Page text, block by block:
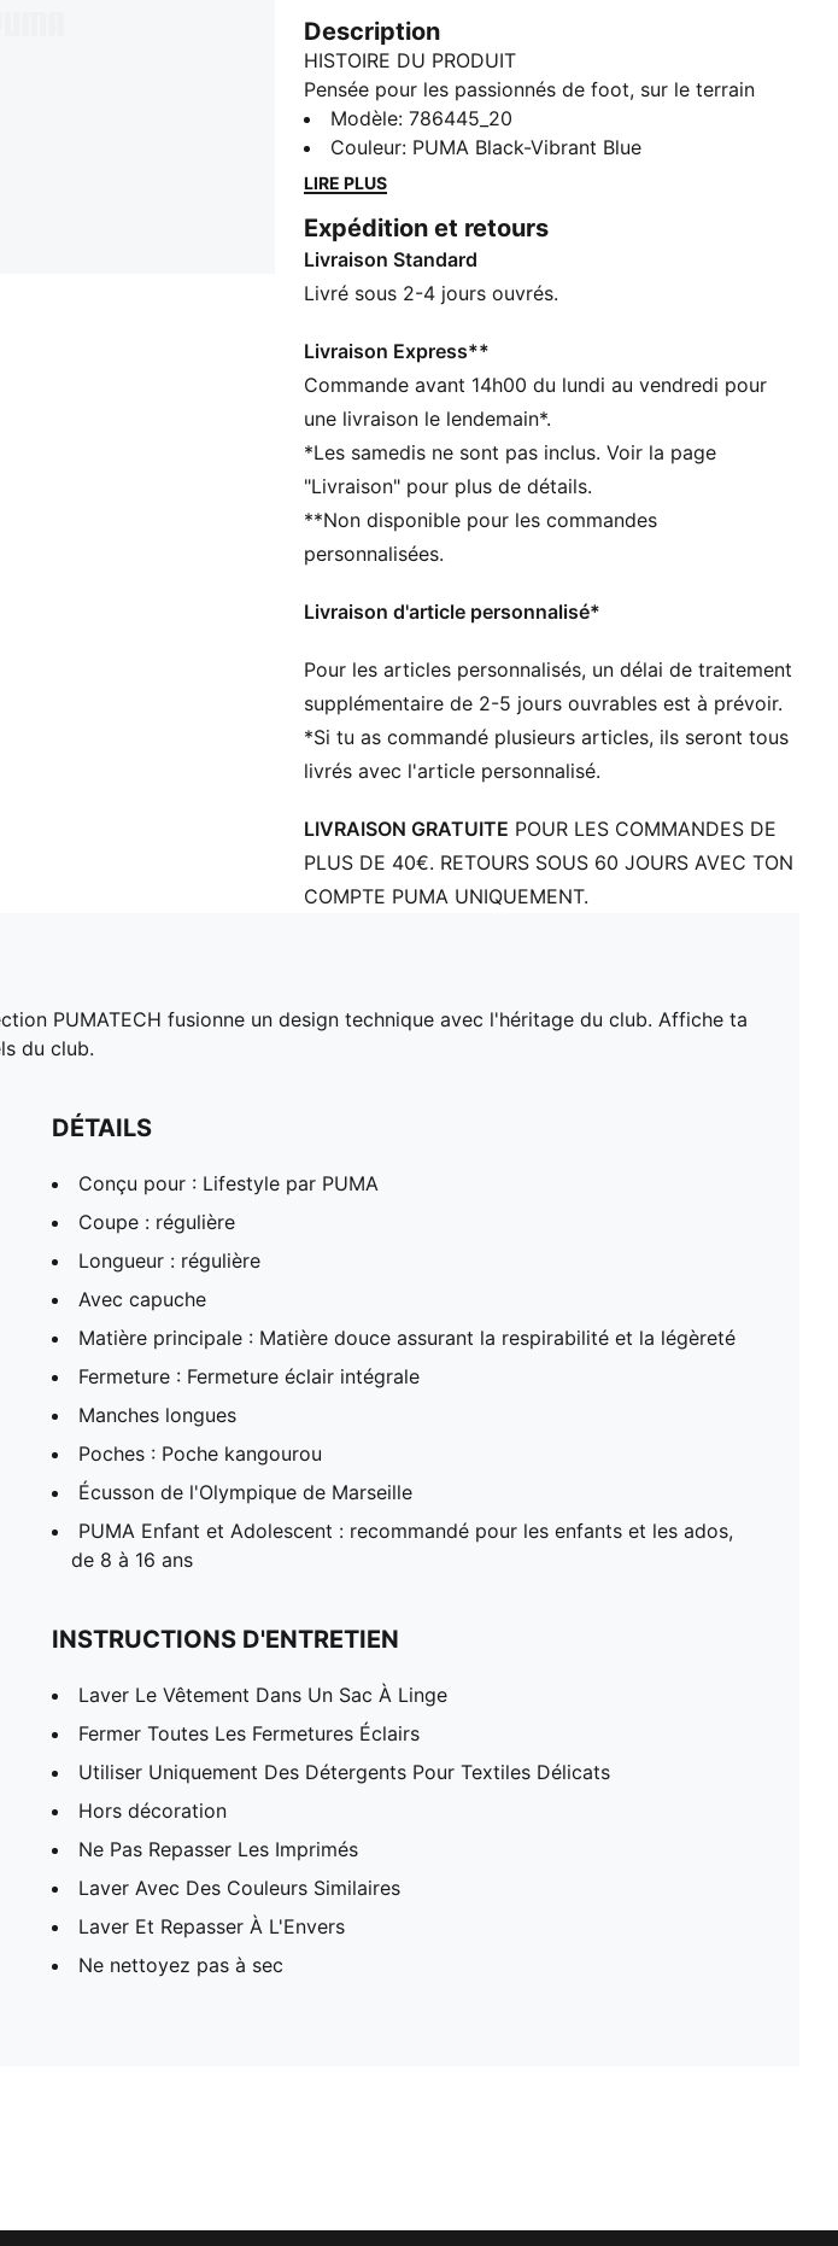
Description
HISTOIRE DU PRODUIT
Pensée pour les passionnés de foot, sur le terrain
comme en dehors, la collection PUMATECH fusionne
un design technique avec l'héritage du club. Affiche
ta passion pour l'OM avec cette pièce ultra-douce qui
CARACTÉRISTIQUES + AVANTAGES
Confectionné avec un minimum de 20 % de matériaux
recyclés
Conçu pour : Lifestyle par PUMA
Coupe : régulière
Longueur : régulière
Matière principale : Matière douce assurant la
respirabilité et la légèreté
Fermeture : Fermeture éclair intégrale
Manches longues
Écusson de l'Olympique de Marseille
enfants et les ados, de 8 à 16 ans
Modèle:786445_20
Couleur: PUMA Black-Vibrant Blue
LIRE PLUS
Expédition et retours
Livraison Standard
Livré sous 2-4 jours ouvrés.
Livraison Express**
Commande avant 14h00 du lundi au vendredi pour
une livraison le lendemain*.
*Les samedis ne sont pas inclus. Voir la page
"Livraison" pour plus de détails.
**Non disponible pour les commandes
personnalisées.
Livraison d'article personnalisé*
Pour les articles personnalisés, un délai de traitement
supplémentaire de 2-5 jours ouvrables est à prévoir.
*Si tu as commandé plusieurs articles, ils seront tous
livrés avec l'article personnalisé.
LIVRAISON GRATUITE POUR LES COMMANDES DE
PLUS DE 40€. RETOURS SOUS 60 JOURS AVEC TON
COMPTE PUMA UNIQUEMENT.
PUMATECH fusionne un design technique avec l'héritage du club. Affiche ta
du club.
DÉTAILS
Conçu pour : Lifestyle par PUMA
Coupe : régulière
Longueur : régulière
Avec capuche
Matière principale : Matière douce assurant la respirabilité et la légèreté
Fermeture : Fermeture éclair intégrale
Manches longues
Poches : Poche kangourou
Écusson de l'Olympique de Marseille
PUMA Enfant et Adolescent : recommandé pour les enfants et les ados,
de 8 à 16 ans
INSTRUCTIONS D'ENTRETIEN
Laver Le Vêtement Dans Un Sac À Linge
Fermer Toutes Les Fermetures Éclairs
Utiliser Uniquement Des Détergents Pour Textiles Délicats
Hors décoration
Ne Pas Repasser Les Imprimés
Laver Avec Des Couleurs Similaires
Laver Et Repasser À L'Envers
Ne nettoyez pas à sec